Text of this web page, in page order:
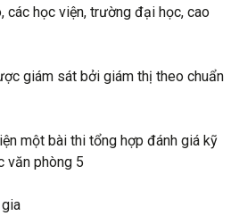
các học viện, trường đại học, cao
giám sát bởi giám thị theo chuẩn
một bài thi tổng hợp đánh giá kỹ
văn phòng 5